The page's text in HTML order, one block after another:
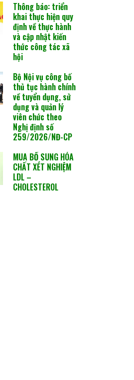
Thông báo: triển
khai thực hiện quy
định về thực hành
và cập nhật kiến
thức công tác xã
hội
Bộ Nội vụ công bố
thủ tục hành chính
về tuyển dụng, sử
dụng và quản lý
viên chức theo
Nghị định số
259/2026/NĐ-CP
MUA BỔ SUNG HÓA
CHẤT XÉT NGHIỆM
LDL –
CHOLESTEROL